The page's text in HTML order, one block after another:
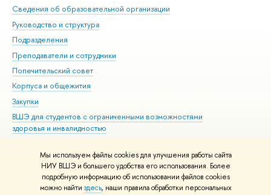
Мы используем файлы cookies для улучшения работы сайта
НИУ ВШЭ и большего удобства его использования. Более
подробную информацию об использовании файлов cookies
можно найти здесь, наши правила обработки персональных
Сведения об образовательной организации
Руководство и структура
Подразделения
Преподаватели и сотрудники
Попечительский совет
Корпуса и общежития
Закупки
ВШЭ для студентов с ограниченными возможностями
здоровья и инвалидностью
Единая платежная страница